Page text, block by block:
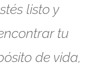
listo y
tu
de vida,